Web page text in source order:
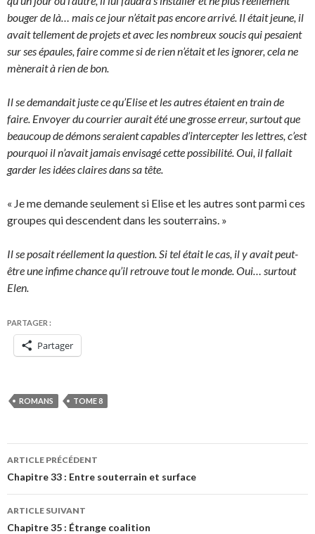
bouger de là… mais ce jour n’était pas encore arrivé. Il était jeune, il
avait tellement de projets et avec les nombreux soucis qui pesaient
sur ses épaules, faire comme si de rien n’était et les ignorer, cela ne
mènerait à rien de bon.
Il se demandait juste ce qu’Elise et les autres étaient en train de
faire. Envoyer du courrier aurait été une grosse erreur, surtout que
beaucoup de démons seraient capables d’intercepter les lettres, c’est
pourquoi il n’avait jamais envisagé cette possibilité. Oui, il fallait
garder les idées claires dans sa tête.
« Je me demande seulement si Elise et les autres sont parmi ces
groupes qui descendent dans les souterrains. »
Il se posait réellement la question. Si tel était le cas, il y avait peut-
être une infime chance qu’il retrouve tout le monde. Oui… surtout
Elen.
PARTAGER :
Partager
ROMANS TOME 8
Navigation
des
articles
ARTICLE PRÉCÉDENT
Chapitre 33 : Entre souterrain et surface
ARTICLE SUIVANT
Chapitre 35 : Étrange coalition